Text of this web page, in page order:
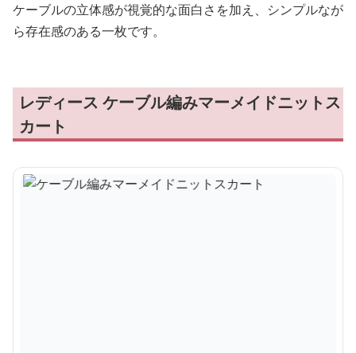
ケーブルの立体感が視覚的な面白さを加え、シンプルなが
ら存在感のある一枚です。
レディース ケーブル編みマーメイドニットス
カート